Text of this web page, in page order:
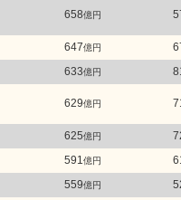
658億円
647億円
633億円
629億円
625億円
591億円
559億円